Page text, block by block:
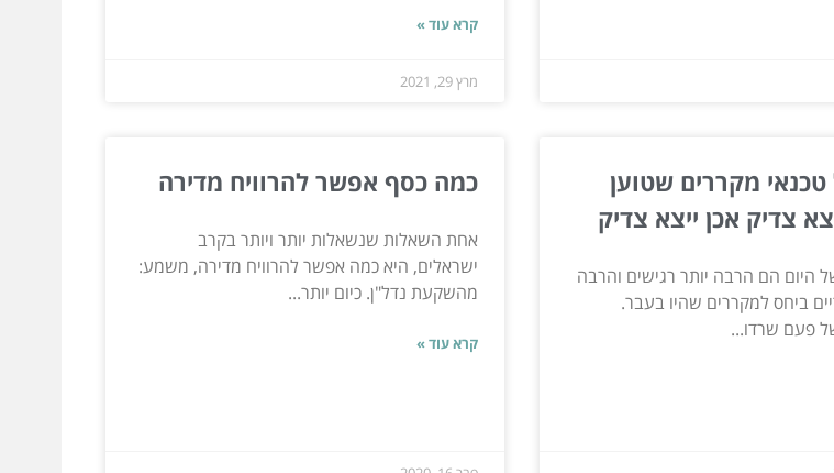
קרא עוד »
מרץ 29, 2021
מקררים שטוען
צדיק אכן ייצא צדיק
היום הם הרבה יותר רגישים והרבה
ביחס למקררים שהיו בעבר.
פעם שרדו...
כמה כסף אפשר להרוויח מדירה
אחת השאלות שנשאלות יותר ויותר בקרב
ישראלים, היא כמה אפשר להרוויח מדירה, משמע:
מהשקעת נדל"ן. כיום יותר...
קרא עוד »